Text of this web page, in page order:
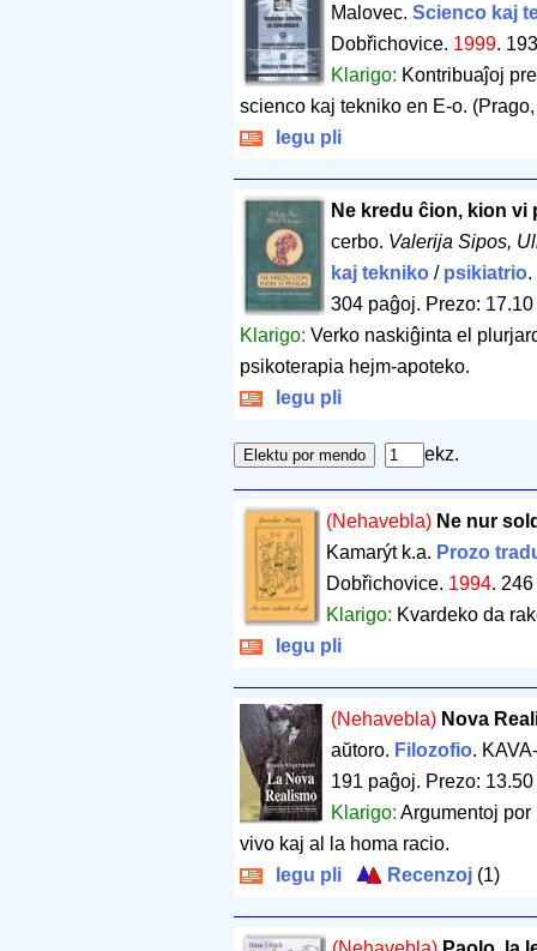
Malovec. Scienco kaj
Dobřichovice. 1999.
Klarigo: Kontribuaĵoj
scienco kaj tekniko en E-o.
legu pli
Ne kredu ĉion, kion vi
cerbo. Valerija Sipos,
kaj tekniko/ psikiatrio.
304 paĝoj. Prezo: 17.10
Klarigo: Verko naskiĝinta el
psikoterapia hejm-apoteko.
legu pli
ekz.
(Nehavebla) Ne nur
Kamarýt k.a. Prozo
Dobřichovice. 1994.
Klarigo: Kvardeko da
legu pli
(Nehavebla) Nova
aŭtoro. Filozofio.
191 paĝoj. Prezo: 13.50
Klarigo: Argumentoj por
vivo kaj al la homa racio.
legu pli
Recenzoj (1)